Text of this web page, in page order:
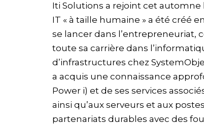
Iti Solutions a rejoint cet automne
IT « à taille humaine » a été créé
se lancer dans l’entrepreneuriat,
toute sa carrière dans
d’infrastructures chez
a acquis une connaissance
Power i) et de ses services
ainsi qu’aux serveurs et aux
partenariats durables avec des